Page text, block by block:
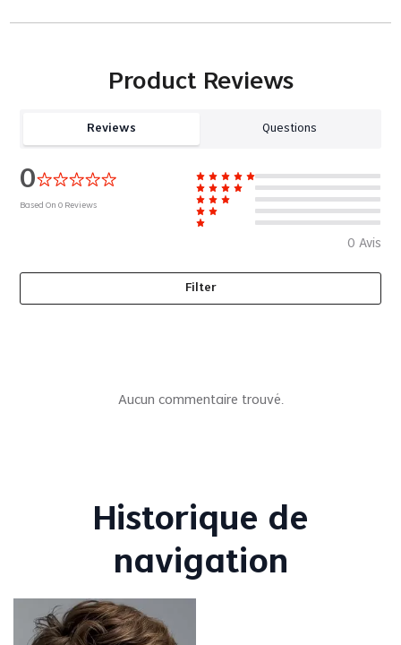
Product Reviews
Reviews Questions
0
Based On0 Reviews
0 Avis
Filter
Aucun commentaire trouvé.
Historique de
navigation